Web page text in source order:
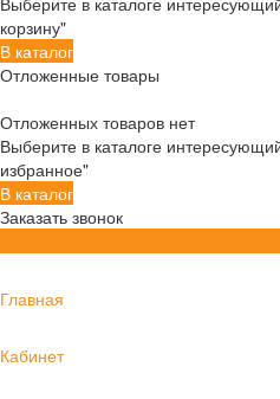
корзину"
В каталог
Отложенные товары
Отложенных товаров нет
Выберите в каталоге
избранное"
В каталог
Заказать звонок
Главная
Кабинет